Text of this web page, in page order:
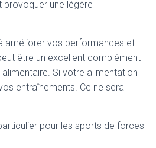
provoquer une légère
améliorer vos performances et
être un excellent complément
Si votre alimentation
entraînements. Ce ne sera
pour les sports de forces